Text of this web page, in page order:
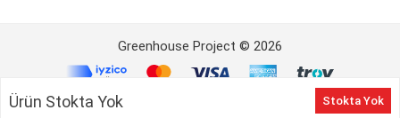
Ürün Stokta Yok Stokta Yok
Greenhouse Project © 2026